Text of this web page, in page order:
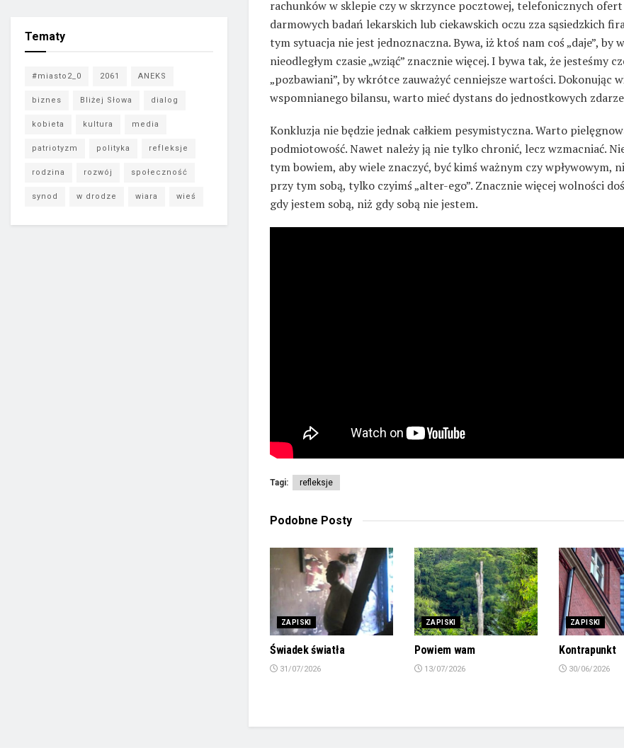
rachunków w sklepie czy w skrzynce pocztowej, telefonicznych ofert
darmowych badań lekarskich lub ciekawskich oczu zza sąsiedzkich
tym sytuacja nie jest jednoznaczna. Bywa, iż ktoś nam coś „daje”, by w
nieodległym czasie „wziąć” znacznie więcej. I bywa tak, że jesteśmy
„pozbawiani”, by wkrótce zauważyć cenniejsze wartości. Dokonując
wspomnianego bilansu, warto mieć dystans do jednostkowych
Konkluzja nie będzie jednak całkiem pesymistyczna. Warto
podmiotowość. Nawet należy ją nie tylko chronić, lecz wzmacniać.
tym bowiem, aby wiele znaczyć, być kimś ważnym czy wpływowym,
przy tym sobą, tylko czyimś „alter-ego”. Znacznie więcej wolności
gdy jestem sobą, niż gdy sobą nie jestem.
Tagi: refleksje
Podobne Posty
ZAPISKI
Świadek światła
31/07/2026
ZAPISKI
Powiem wam
13/07/2026
ZAPISKI
Kontrapunkt
30/06/2026
Tematy
#miasto2_0 2061 ANEKS
biznes Bliżej Słowa dialog
kobieta kultura media
patriotyzm polityka refleksje
rodzina rozwój społeczność
synod w drodze wiara wieś